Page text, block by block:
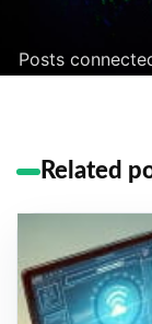
Posts
Related